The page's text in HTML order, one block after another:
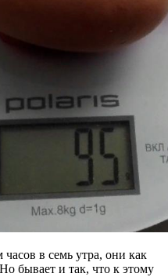
в семь утра, они как
бывает и так, что к этому